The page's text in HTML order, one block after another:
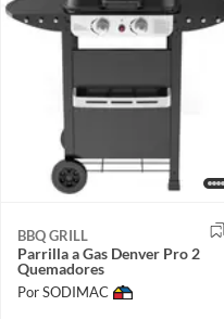
BBQ GRILL
Parrilla a Gas Denver Pro 2
Quemadores
Por SODIMAC